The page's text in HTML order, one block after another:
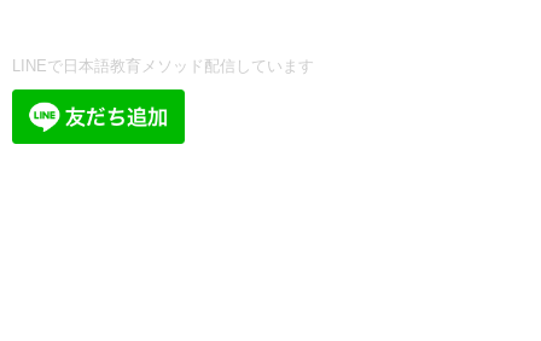
LINEで日本語教育メソッド配信しています